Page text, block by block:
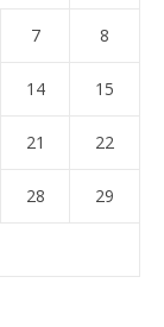
7 8
14 15
21 22
28 29